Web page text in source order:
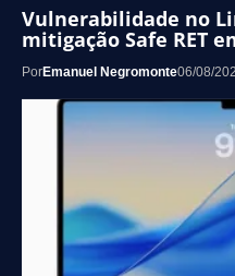
Vulnerabilidade no
mitigação Safe RET
PorEmanuel Negromonte06/08/